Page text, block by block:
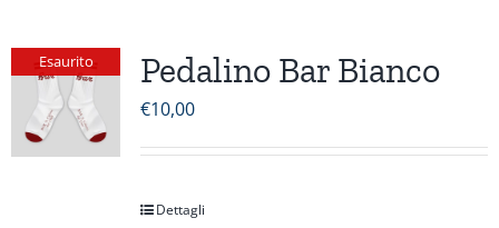
Esaurito Pedalino Bar Bianco
€10,00
Dettagli